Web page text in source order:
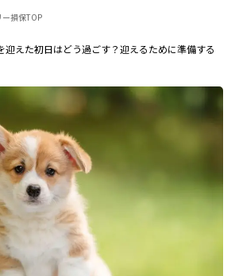
損保TOP
迎えた初日はどう過ごす？迎えるために準備する